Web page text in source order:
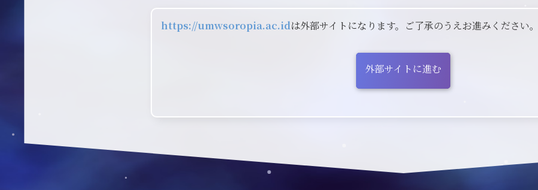
https://umwsoropia.ac.idは外部サイトになります。ご了承のうえお進みください
外部サイトに進む